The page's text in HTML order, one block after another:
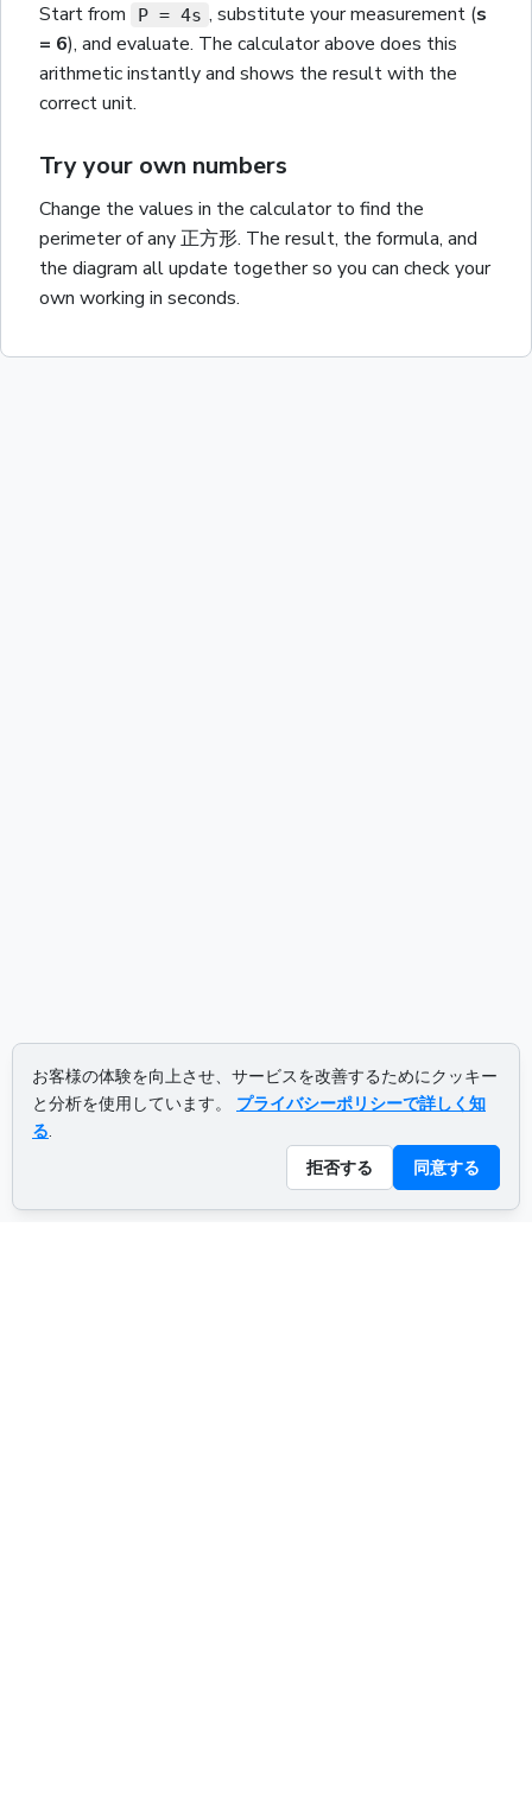
Start from
P = 4s , substitute your measurement (s
= 6), and evaluate. The calculator above does this
arithmetic instantly and shows the result with the
correct unit.
Try your own numbers
Change the values in the calculator to find the
perimeterof any正方形. The result, the formula, and
the diagram all update together so you can check your
own working in seconds.
お客様の体験を向上させ、サービスを改善するためにクッキー
と分析を使用しています。
プライバシーポリシーで詳しく知
る.
拒否する
同意する